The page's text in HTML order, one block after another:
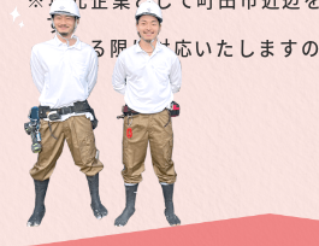
す。
できる限り対応いたします
い。